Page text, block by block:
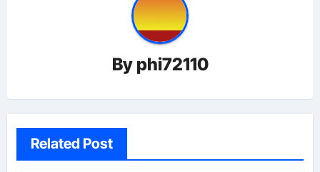
By phi72110
Related Post